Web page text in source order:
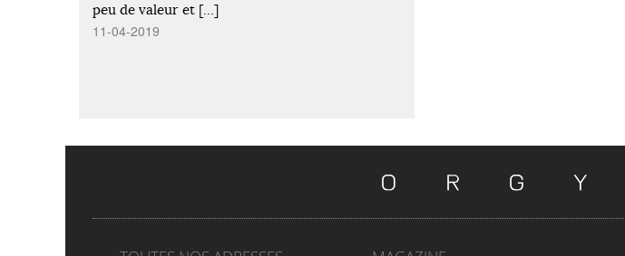
peu de valeur et […]
11-04-2019